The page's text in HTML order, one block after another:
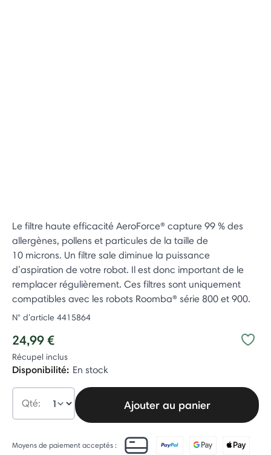
Le filtre haute efficacité AeroForce® capture 99 % des
allergènes, pollens et particules de la taille de
10 microns. Un filtre sale diminue la puissance
d’aspiration de votre robot. Il est donc important de le
remplacer régulièrement. Ces filtres sont uniquement
compatibles avec les robots Roomba® série 800 et 900.
N° d’article 4415864
24,99 €
Récupel inclus
Disponibilité: En stock
Qté: Ajouter au panier
Moyens de paiement acceptés :